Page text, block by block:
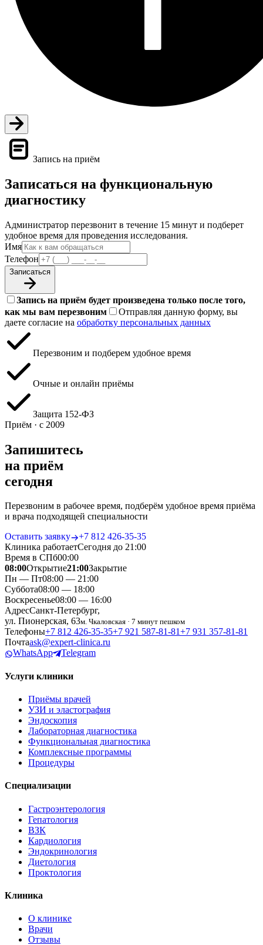
Запись на приём
Записаться на функциональную
диагностику
Администратор перезвонит в течение 15 минут и подберет
удобное время для проведения исследования.
Имя
Телефон
Записаться
Запись на приём будет произведена только после того,
как мы вам перезвоним
Отправляя данную форму, вы
даете согласие на обработку персональных данных
Перезвоним и подберем удобное время
Очные и онлайн приёмы
Защита 152‑ФЗ
Приём · с 2009
Запишитесь
на приём
сегодня
Перезвоним в рабочее время, подберём удобное время приёма
и врача подходящей специальности
Оставить заявку
+7 812 426‑35‑35
Клиника работаетСегодня до 21:00
Время в СПб00:00
08:00Открытие21:00Закрытие
Пн — Пт08:00 — 21:00
Суббота08:00 — 18:00
Воскресенье08:00 — 16:00
АдресСанкт-Петербург,
ул. Пионерская, 63м. Чкаловская · 7 минут пешком
Телефоны+7 812 426‑35‑35+7 921 587‑81‑81+7 931 357‑81‑81
Почтаask@expert-clinica.ru
WhatsApp
Telegram
Услуги клиники
Приёмы врачей
УЗИ и эластография
Эндоскопия
Лабораторная диагностика
Функциональная диагностика
Комплексные программы
Процедуры
Специализации
Гастроэнтерология
Гепатология
ВЗК
Кардиология
Эндокринология
Диетология
Проктология
Клиника
О клинике
Врачи
Отзывы